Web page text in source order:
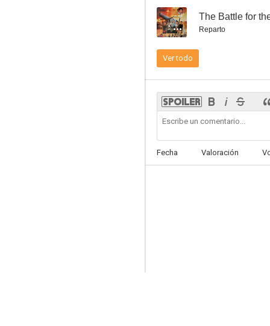
-- The Battle for
Reparto
Ver todo
Fecha Valoración